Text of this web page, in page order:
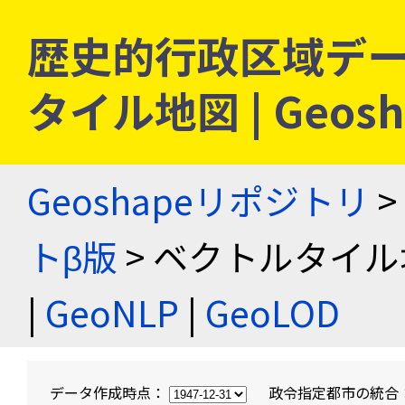
歴史的行政区域デ
タイル地図 |
Geoshapeリポジトリ >
トβ版 > ベクトルタイ
| GeoNLP | GeoLOD
データ作成時点： 政令指定都市の統